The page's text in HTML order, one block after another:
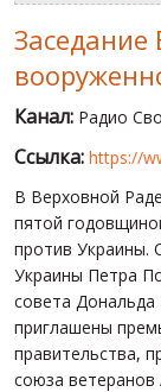
Заседание
Канал: Радио
Ссылка: https://
В Верховной
пятой
против Украины.
Украины Петра
совета Дональда
приглашены
правительства,
союза